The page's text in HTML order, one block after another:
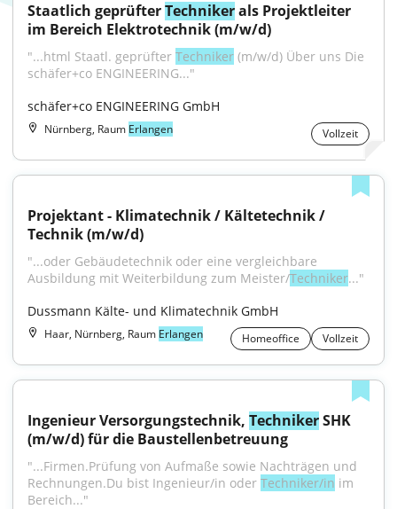
Staatlich geprüfter Techniker als Projektleiter
im Bereich Elektrotechnik (m/w/d)
"...html Staatl. geprüfter Techniker (m/w/d) Über uns Die
schäfer+co ENGINEERING..."
schäfer+co ENGINEERING GmbH
Nürnberg, Raum Erlangen Vollzeit
Projektant - Klimatechnik / Kältetechnik /
Technik (m/w/d)
"...oder Gebäudetechnik oder eine vergleichbare
Ausbildung mit Weiterbildung zum Meister/Techniker..."
Dussmann Kälte- und Klimatechnik GmbH
Haar, Nürnberg, Raum Erlangen Homeoffice Vollzeit
Ingenieur Versorgungstechnik, Techniker SHK
(m/w/d) für die Baustellenbetreuung
"...Firmen.Prüfung von Aufmaße sowie Nachträgen und
Rechnungen.Du bist Ingenieur/in oder Techniker/in im
Bereich..."